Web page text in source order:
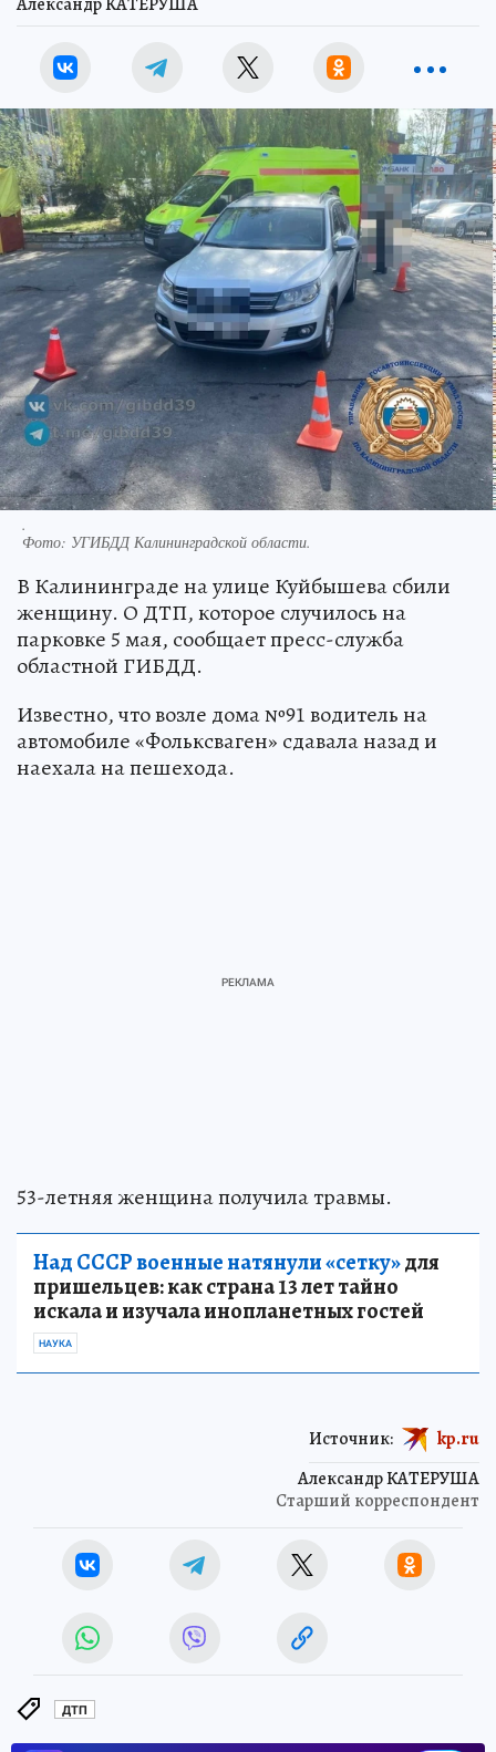
.
Фото: УГИБДД Калининградской области.
В Калининграде на улице Куйбышева сбили
женщину. О ДТП, которое случилось на
парковке 5 мая, сообщает пресс-служба
областной ГИБДД.
Известно, что возле дома №91 водитель на
автомобиле «Фольксваген» сдавала назад и
наехала на пешехода.
53-летняя женщина получила травмы.
Над СССР военные натянули «сетку»для
пришельцев: как страна 13 лет тайно
искала и изучала инопланетных гостей
НАУКА
Александр КАТЕРУША
Старший корреспондент
Источник: kp.ru
ДТП